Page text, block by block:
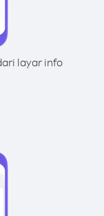
layar info